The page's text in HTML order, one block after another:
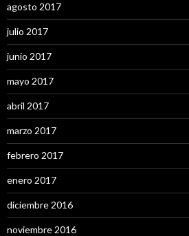
agosto 2017
julio 2017
junio 2017
mayo 2017
abril 2017
marzo 2017
febrero 2017
enero 2017
diciembre 2016
noviembre 2016